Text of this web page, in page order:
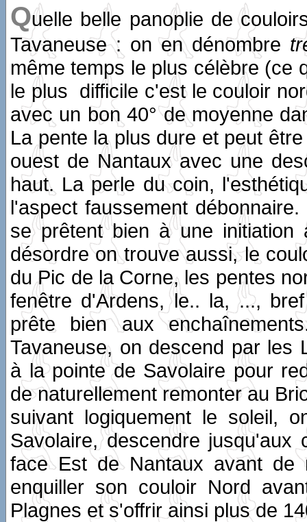
Quelle belle panoplie de
Tavaneuse : on en dénombre
même temps le plus célèbre (ce
le plus difficile c'est le couloir
avec un bon 40° de moyenne
La pente la plus dure et peut
ouest de Nantaux avec une
haut. La perle du coin,
l'aspect faussement
se prêtent bien à une
désordre on trouve aussi, le
du Pic de la Corne, les pentes
fenêtre d'Ardens, le.. la, ...,
prête bien aux
Tavaneuse, on descend par les
à la pointe de Savolaire pour
de naturellement remonter au
suivant logiquement le soleil,
Savolaire, descendre
face Est de Nantaux avant de
enquiller son couloir Nord
Plagnes et s'offrir ainsi plus de